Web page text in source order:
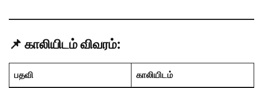
📌 காலியிடம் விவரம்:
பதவி காலியிடம்